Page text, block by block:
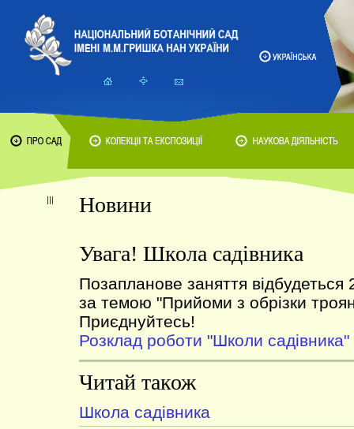
Новини
Увага! Школа садівника
Позапланове заняття
за темою "Прийоми з обрізки
Приєднуйтесь!
Розклад роботи "Школи садівника"
Читай також
Школа садівника